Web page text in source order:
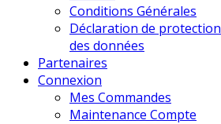
Conditions Générales
Déclaration de protection
des données
Partenaires
Connexion
Mes Commandes
Maintenance Compte